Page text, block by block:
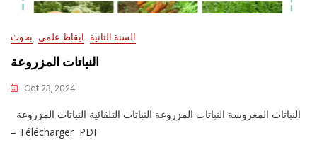
السنة الثانية ايقاظ علمي بحوث
النباتات المزروعة
Oct 23, 2024
– Télécharger PDF